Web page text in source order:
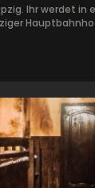
Ihr werdet in